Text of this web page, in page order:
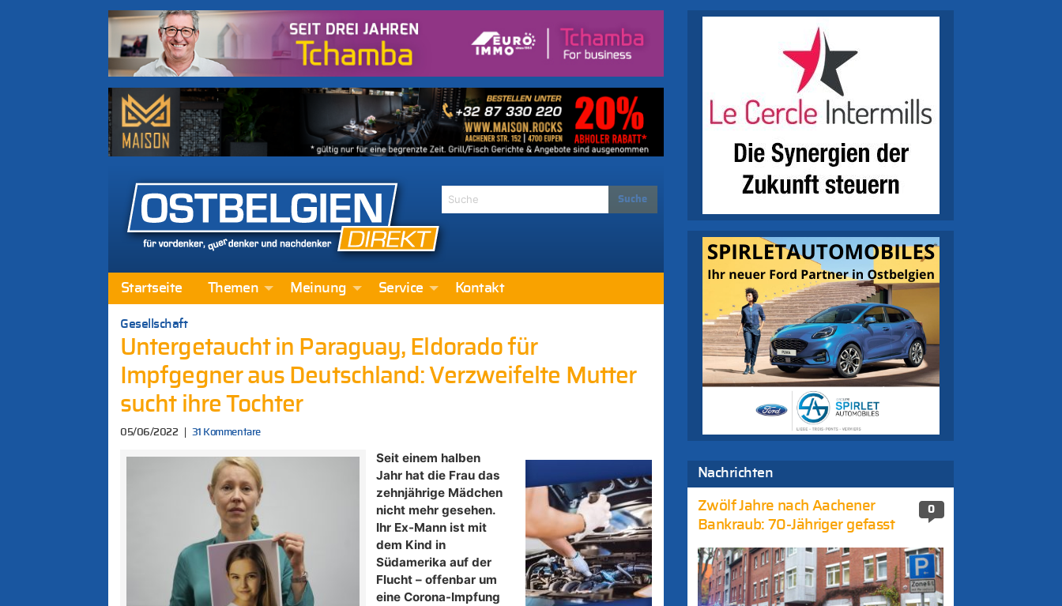
Startseite Themen Meinung Service Kontakt
Gesellschaft
Untergetaucht in Paraguay, Eldorado für
Impfgegner aus Deutschland: Verzweifelte Mutter
sucht ihre Tochter
05/06/2022 31 Kommentare
Seit einem halben
Jahr hat die Frau das
zehnjährige Mädchen
nicht mehr gesehen.
Ihr Ex-Mann ist mit
dem Kind in
Südamerika auf der
Flucht – offenbar um
eine Corona-Impfung
Nachrichten
0
Zwölf Jahre nach Aachener
Bankraub: 70-Jähriger gefasst